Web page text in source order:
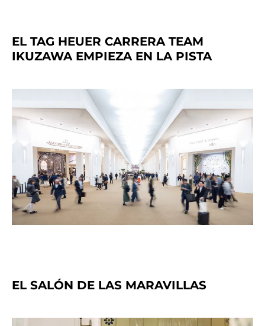
EL TAG HEUER CARRERA TEAM
IKUZAWA EMPIEZA EN LA PISTA
EL SALÓN DE LAS MARAVILLAS